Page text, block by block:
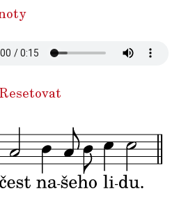
Resetovat